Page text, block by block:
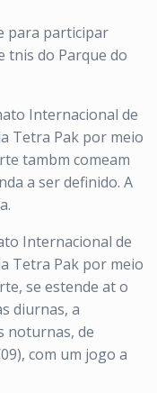
para participar
tnis do Parque do
Internacional de
Tetra Pak por meio
tambm comeam
a ser definido. A
Internacional de
Tetra Pak por meio
se estende at o
diurnas, a
noturnas, de
com um jogo a